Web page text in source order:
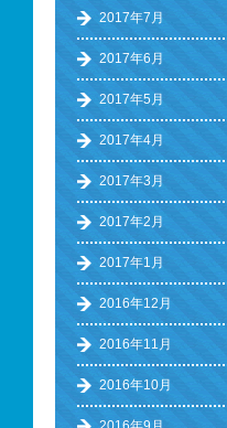
2017年7月
2017年6月
2017年5月
2017年4月
2017年3月
2017年2月
2017年1月
2016年12月
2016年11月
2016年10月